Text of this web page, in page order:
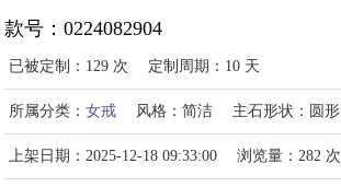
款号：0224082904
已被定制：129 次 定制周期：10 天
所属分类：女戒 风格：简洁 主石形状：圆形
上架日期：2025-12-18 09:33:00 浏览量：282 次